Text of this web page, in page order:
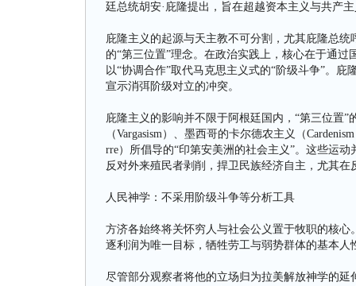
廷总统胡安·庇隆提出，旨在超越资本主义与共产
庇隆主义的起源与天主教不可分割，尤其庇隆总统
的“第三位置”理念。在政治实践上，核心在于通
以“协调合作”取代马克思主义式的“阶级斗争”。
宣示消弭阶级对立的冲突。
庇隆主义的影响并不限于阿根廷国内，“第三位置
（Vargasism）、墨西哥的卡尔德农主义（
rre）所倡导的“印第安美洲的社会主义”。这些运
反对外来殖民者剥削，捍卫民族经济自主，尤其
人民神学：不采用阶级斗争等分析工具
方济各始终将关怀穷人与社会公义置于牧职的核
逐利润为唯一目标，牺牲劳工与弱势群体的基本人
尽管部分观察者将他的立场归为拉美解放神学的